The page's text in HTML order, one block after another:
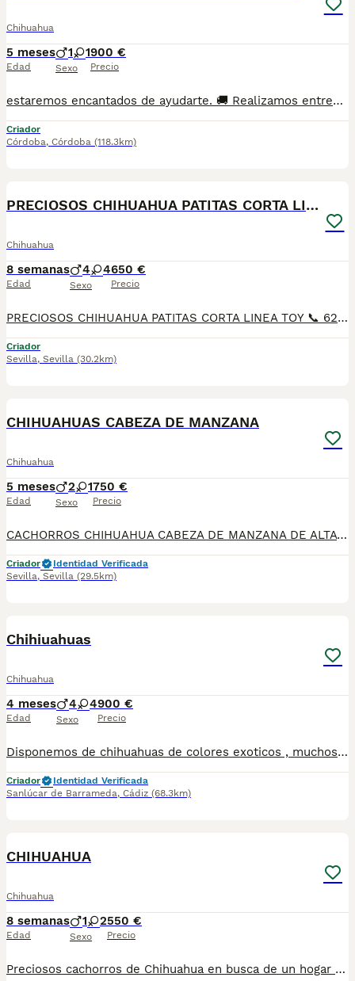
Chihuahua
5 meses
Edad
1 1
Sexo
900 €
Precio
estaremos encantados de ayudarte. 🚚 Realizamos entregas en toda España, con especial frecuencia en **Andalucía**: Sevilla, Málaga, Cádiz, Córdoba, Granada, Jaén, Huelva y Almería. También entregamos habitualmente en Marbella, Jerez de la Frontera, Estepona, Fuengirola, Benalmádena, Mijas, Dos Hermanas y cualquier punto de España. **Entrega 100% a contrarreembolso.** No tendrás que adelantar el importe del cachorro. Lo recibirás en la puerta de tu casa mediante transporte especializado y podrás comprobar que todo está correcto antes de realizar el pago. Nuestros cachorros se entregan: ✅ Vacunados y desparasitados según su edad. ✅ Con microchip, cartilla veterinaria y documentación al día. ✅ Revisados veterinariamente antes de salir de nuestras instalaciones. ✅ Procedentes de excelentes líneas, seleccionadas por salud, carácter y morfología. ✅ Perfectamente socializados y acostumbrados al contacto diario con personas. ✅ Iniciados en el aprendizaje para hacer sus necesidades sobre empapador, facilitando su adaptación al nuevo hogar. ✅ Con asesoramiento personalizado antes y después de la entrega. Nuestro objetivo no es vender un cachorro más. Queremos que cada familia reciba un compañero sano, equilibrado y criado con el máximo cuidado desde el primer día. 📩 Si deseas fotografías, vídeos o más información, escríbenos por privado. Estaremos encantados de ayudarte a encontrar el compañero perfecto670864332 . . .
Criador
Córdoba, Córdoba (118.3km)
PRECIOSOS CHIHUAHUA PATITAS CORTA LINEA TOY
Chihuahua
8 semanas
Edad
4 4
Sexo
650 €
Precio
PRECIOSOS CHIHUAHUA PATITAS CORTA LINEA TOY 📞 624 239 408, raza pura 50 por ciento RUSO patitas corta muy chato muy lista y obediente, ideal para piso es muy cariñoso y juguetón Varios colores, cremas , bicolores . lila desde 700€ A 1200€, SEGUN COLOR Y SEXO DEL CHIHUAHUA precios reales si entráis en la wed : MUNDOCHIHUAHUA.ES TENEMOS CANICHES, CHIHUAHUA, MALTIPOL, POMERANIA, BICHON MALTES 🧾 Cartilla veterinaria 🩺 Vacunaciones y desparasitaciones al día 📄 Contrato de garantía 🚚 Envíos a toda España, 💳 Pago a la entrega, contra reembolso 📞 624 239 408 📹 Vídeos y más información por WhatsApp 🌐 MUNDOCHIHUAHUA.ES
Criador
Sevilla, Sevilla (30.2km)
CHIHUAHUAS CABEZA DE MANZANA
Chihuahua
5 meses
Edad
2 1
Sexo
750 €
Precio
CACHORROS CHIHUAHUA CABEZA DE MANZANA DE ALTA CALIDAD 🐶✨ DISPONIBLES PRECIOSOS CACHORROS DE CHIHUAHUA CABEZA DE MANZANA, DE ALTA CALIDAD. MADRE LÍNEA RUSA PADRE LÍNEA RUSA Y THAILANDESA, DESTACANDO POR SU EXCELENTE MORFOLOGÍA, BONITA CABEZA DE MANZANA, BUEN HUESO Y EXCELENTE CARÁCTER. CACHORROS CRIADOS CON MUCHA DEDICACIÓN, MUY BIEN SOCIALIZADOS Y ACOSTUMBRADOS AL AMBIENTE FAMILIAR. IDEALES PARA PERSONAS QUE BUSCAN CALIDAD EN LA RAZA. SE ENTREGAN CON: ✔ CARTILLA SANITARIA ✔ CICLO DE VACUNACIÓN SEGÚN EDAD ✔ DESPARASITACIONES INTERNAS Y EXTERNAS ✔ MICROCHIP ✔ PASAPORTE PASAPORTE PUESTO A NOMBRE DEL NUEVO PROPIETARIO (dependiendo ubicacion) 📞 PARA MÁS INFORMACIÓN, FOTOS O RESERVAS CONTACTAR SIN COMPROMISO. 🐾 INSTAGRAN: LATIDOS DEL SUR CON AMOR ❤️ FACEBOOK Y TIKTOK 👆👆 TELEFONO:692918573
Criador
Identidad Verificada
Sevilla, Sevilla (29.5km)
Chihiuahuas
Chihuahua
4 meses
Edad
4 4
Sexo
900 €
Precio
Disponemos de chihuahuas de colores exoticos , muchos tipos de colores Se entregan con vacunas al dia , desparacitados y contrato de garantia ESTAS BUSCANDO UN AMIGO ? LLAMANOS 624 08 20 74 Criados en ambiente familiar🥰
Criador
Identidad Verificada
Sanlúcar de Barrameda, Cádiz (68.3km)
CHIHUAHUA
Chihuahua
8 semanas
Edad
1 2
Sexo
550 €
Precio
Preciosos cachorros de Chihuahua en busca de un hogar lleno de cariño. Criados en ambiente familiar, bien socializados y con todos los cuidados necesarios para garantizar su bienestar. ✔️ Disponibles machos y hembras (según disponibilidad). ✔️ Se entregan desparasitados y con la cartilla veterinaria al día. ✔️ Padres sanos y de excelente carácter. ✔️ Ideales como compañeros por su pequeño tamaño y personalidad cariñosa. Si buscas un nuevo miembro para tu familia y quieres más información, fotos o reservar un cachorro, no dudes en ponerte en contacto. 624 08 20 74